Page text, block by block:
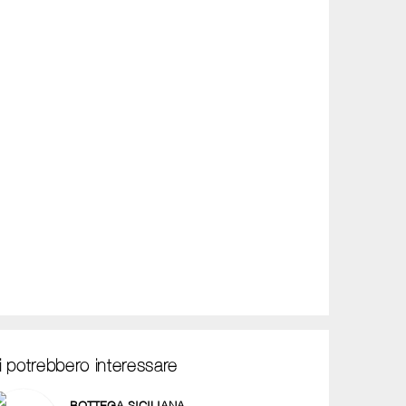
potrebbero interessare